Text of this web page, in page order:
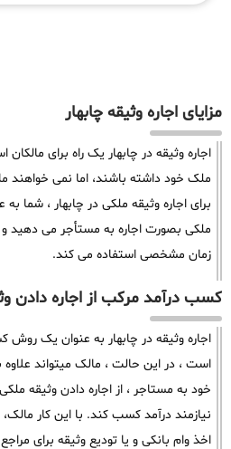
مزایای اجاره وثیقه چابهار
اجاره وثیقه در چابهار یک راه برای
ملک خود داشته باشند، اما نمی
برای اجاره وثیقه ملکی در چابهار ، شما
ملکی بصورت اجاره به مستأجر می دهید
زمان مشخصی استفاده می کند.
کسب درآمد مرکب از اجاره دادن
اجاره وثیقه در چابهار به عنوان یک
است ، در این حالت ، مالک میتواند
خود به مستاجر ، از اجاره دادن وثیقه
نیازمند درآمد کسب کند. با این کار
اخذ وام بانکی و یا تودیع وثیقه برای